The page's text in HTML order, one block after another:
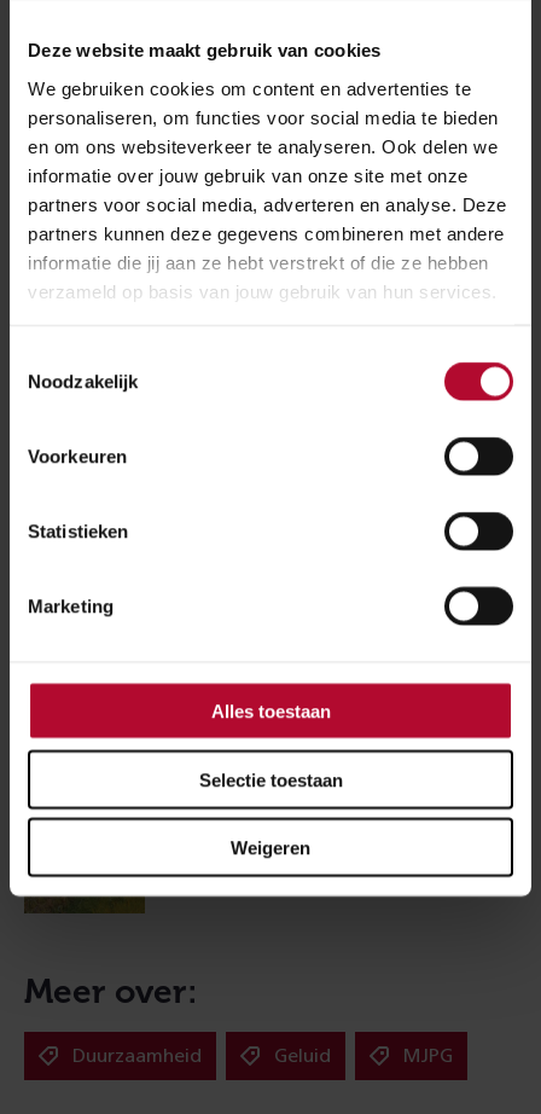
Deze website maakt gebruik van cookies
We gebruiken cookies om content en advertenties te
personaliseren, om functies voor social media te bieden
en om ons websiteverkeer te analyseren. Ook delen we
informatie over jouw gebruik van onze site met onze
partners voor social media, adverteren en analyse. Deze
partners kunnen deze gegevens combineren met andere
informatie die jij aan ze hebt verstrekt of die ze hebben
verzameld op basis van jouw gebruik van hun services.
Noodzakelijk
Voorkeuren
Statistieken
Marketing
Alles toestaan
Selectie toestaan
Weigeren
veel mogelijk geluid kunnen
reduceren.
Kees Larooijprogrammamanager bij ProRail
InnovA58
InnovA58is een omvangrijk project van
Rijkswaterstaat dat bestaat uit drie onderdelen: de
van twee naar drie rijstroken in het traject Eindhoven–
Tilburg en experimenten met innovatieve, duurzame
werkwijzen en producten voor de wegenbouw bij de
parkeerplaats en tankstation Kloosters aan de A58 bij
Duurzaamheid
Meer over:
Duurzaamheid Geluid MJPG